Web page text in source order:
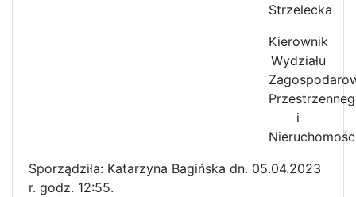
Strzelecka
Kierownik
Wydziału
i
Sporządziła: Katarzyna Bagińska dn. 05.04.2023
r. godz. 12:55.